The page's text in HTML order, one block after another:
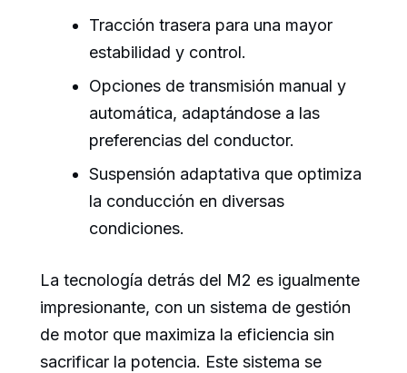
Tracción trasera para una mayor
estabilidad y control.
Opciones de transmisión manual y
automática, adaptándose a las
preferencias del conductor.
Suspensión adaptativa que optimiza
la conducción en diversas
condiciones.
La tecnología detrás del M2 es igualmente
impresionante, con un sistema de gestión
de motor que maximiza la eficiencia sin
sacrificar la potencia. Este sistema se